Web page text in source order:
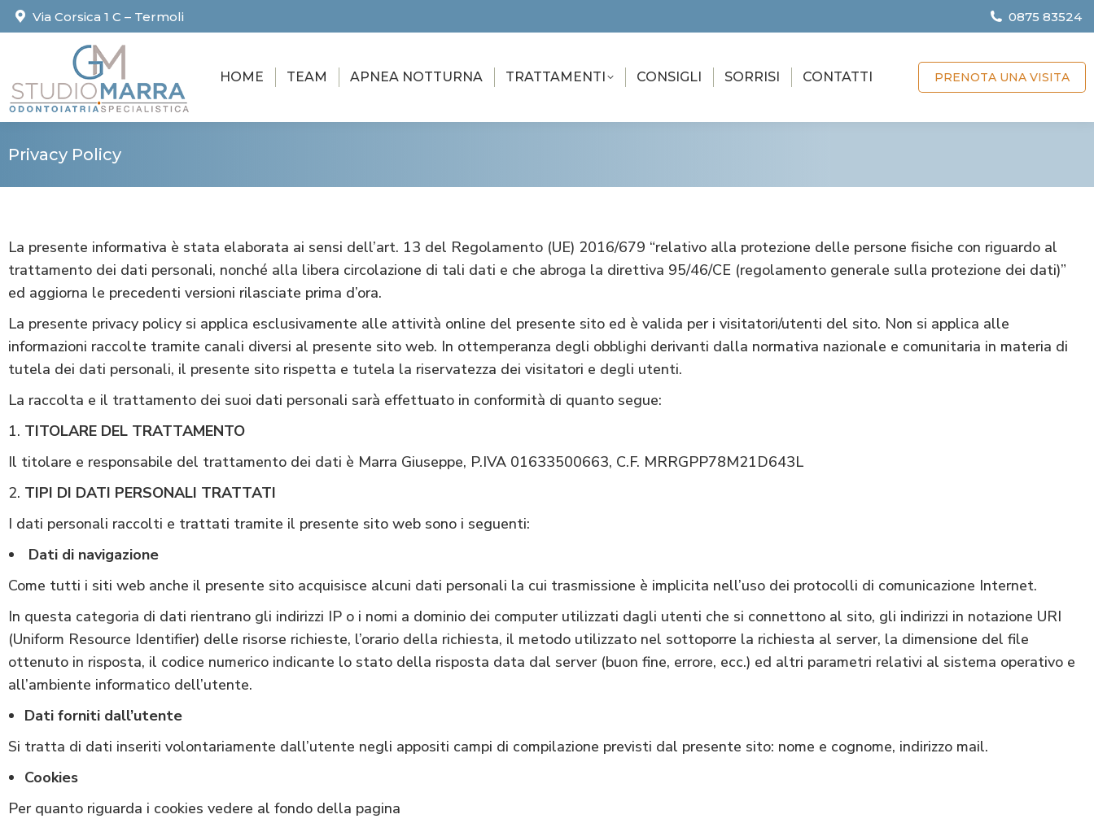
Via Corsica 1 C – Termoli 0875 83524
HOME TEAM APNEA NOTTURNA TRATTAMENTI CONSIGLI SORRISI CONTATTI PRENOTA UNA VISITA
Privacy Policy
La presente informativa è stata elaborata ai sensi dell’art. 13 del Regolamento (UE) 2016/679 “relativo alla protezione delle persone fisiche con riguardo al
trattamento dei dati personali, nonché alla libera circolazione di tali dati e che abroga la direttiva 95/46/CE (regolamento generale sulla protezione dei dati)”
ed aggiorna le precedenti versioni rilasciate prima d’ora.
La presente privacy policy si applica esclusivamente alle attività online del presente sito ed è valida per i visitatori/utenti del sito. Non si applica alle
informazioni raccolte tramite canali diversi al presente sito web. In ottemperanza degli obblighi derivanti dalla normativa nazionale e comunitaria in materia di
tutela dei dati personali, il presente sito rispetta e tutela la riservatezza dei visitatori e degli utenti.
La raccolta e il trattamento dei suoi dati personali sarà effettuato in conformità di quanto segue:
TITOLARE DEL TRATTAMENTO
Il titolare e responsabile del trattamento dei dati è Marra Giuseppe, P.IVA 01633500663, C.F. MRRGPP78M21D643L
TIPI DI DATI PERSONALI TRATTATI
I dati personali raccolti e trattati tramite il presente sito web sono i seguenti:
Dati di navigazione
Come tutti i siti web anche il presente sito acquisisce alcuni dati personali la cui trasmissione è implicita nell’uso dei protocolli di comunicazione Internet.
In questa categoria di dati rientrano gli indirizzi IP o i nomi a dominio dei computer utilizzati dagli utenti che si connettono al sito, gli indirizzi in notazione URI
(Uniform Resource Identifier) delle risorse richieste, l’orario della richiesta, il metodo utilizzato nel sottoporre la richiesta al server, la dimensione del file
ottenuto in risposta, il codice numerico indicante lo stato della risposta data dal server (buon fine, errore, ecc.) ed altri parametri relativi al sistema operativo e
all’ambiente informatico dell’utente.
Dati forniti dall’utente
Si tratta di dati inseriti volontariamente dall’utente negli appositi campi di compilazione previsti dal presente sito: nome e cognome, indirizzo mail.
Cookies
Per quanto riguarda i cookies vedere al fondo della pagina